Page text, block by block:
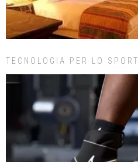
TECNOLOGIA PER LO SPORT